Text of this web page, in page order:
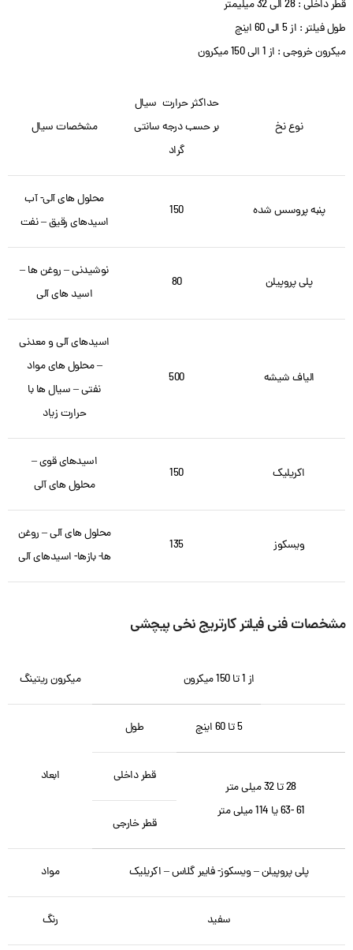
قطر داخلی : 28 الی 32 میلیمتر
طول فیلتر : از 5 الی 60 اینچ
میکرون خروجی : از 1 الی 150 میکرون
نوع نخ
حداکثر حرارت سیال
بر حسب درجه سانتی
گراد
مشخصات سیال
پنبه پروسس شده 150
محلول های آلی- آب
اسیدهای رقیق – نفت
پلی پروپیلن 80
نوشیدنی – روغن ها –
اسید های آلی
الیاف شیشه 500
اسیدهای آلی و معدنی
– محلول های مواد
نفتی – سیال ها با
حرارت زیاد
اکریلیک 150
اسیدهای قوی –
محلول های آلی
ویسکوز 135
محلول های آلی – روغن
ها- بازها- اسیدهای آلی
مشخصات فنی فیلتر کارتریج نخی پیچشی
از 1 تا 150 میکرون میکرون ریتینگ
5 تا 60 اینچ طول
ابعاد
28 تا 32 میلی متر
61 -63 یا 114 میلی متر
قطر داخلی
قطر خارجی
پلی پروپیلن – ویسکوز- فایبر گلاس – اکریلیک مواد
سفید رنگ